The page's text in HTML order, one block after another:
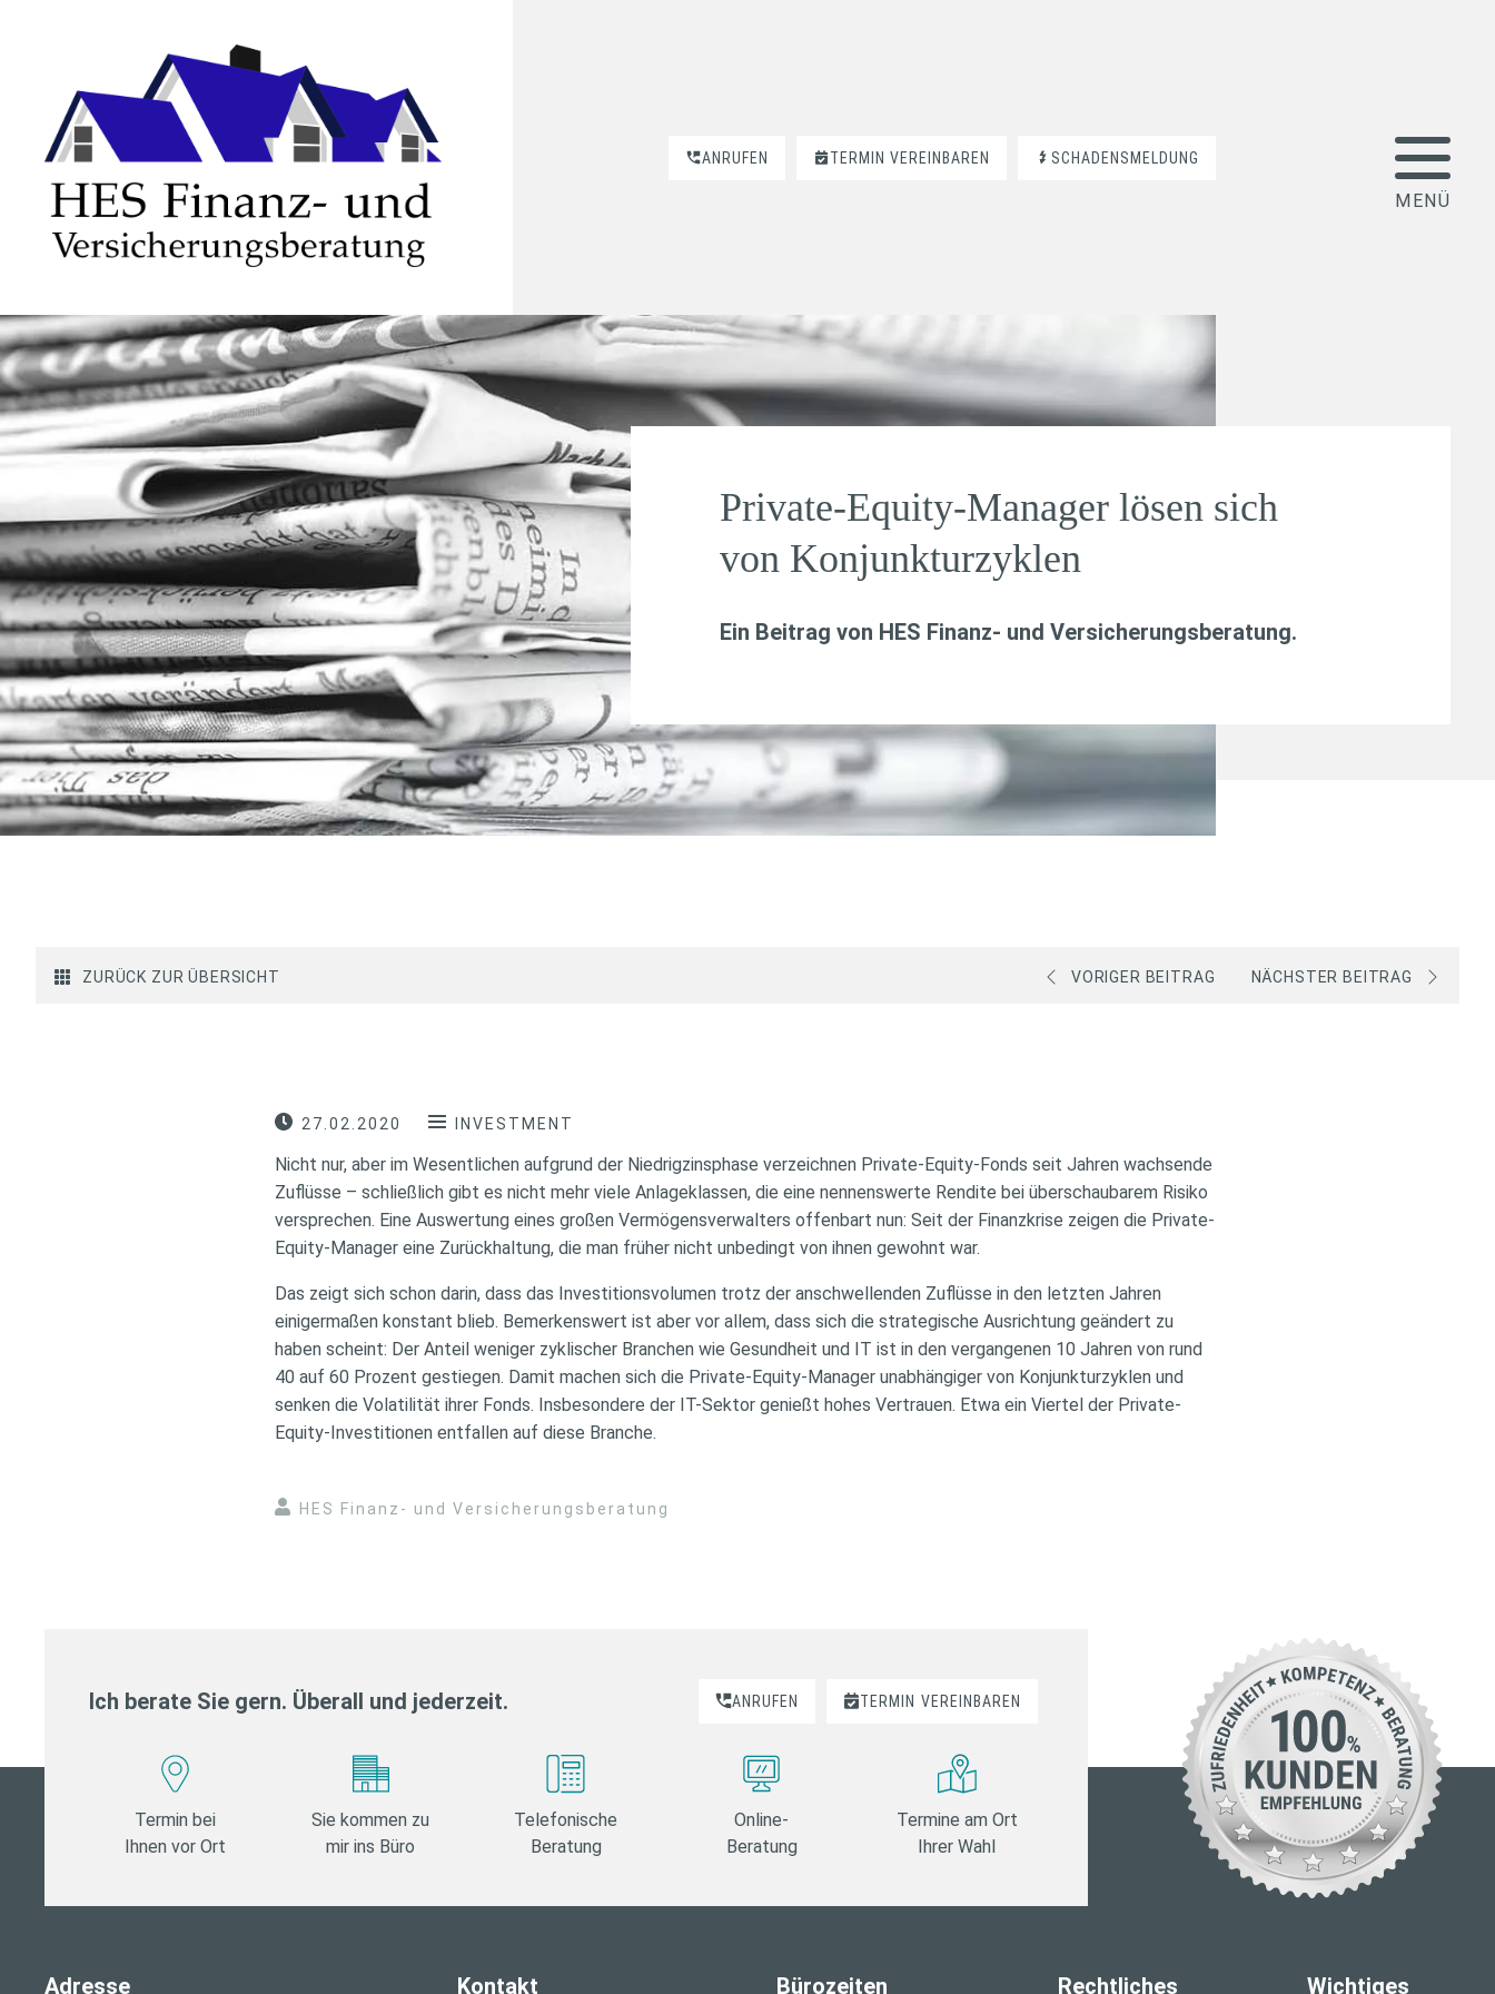
ANRUFEN TERMIN VEREINBAREN SCHADENSMELDUNG
Private-Equity-Manager lösen sich
von Konjunkturzyklen
Ein Beitrag von HES Finanz- und Versicherungsberatung.
ZURÜCK ZUR ÜBERSICHT VORIGER BEITRAG NÄCHSTER BEITRAG
27.02.2020 INVESTMENT
Nicht nur, aber im Wesentlichen aufgrund der Niedrigzinsphase verzeichnen Private-Equity-Fonds seit Jahren wachsende
Zuflüsse – schließlich gibt es nicht mehr viele Anlageklassen, die eine nennenswerte Rendite bei überschaubarem Risiko
versprechen. Eine Auswertung eines großen Vermögensverwalters offenbart nun: Seit der Finanzkrise zeigen die Private-
Equity-Manager eine Zurückhaltung, die man früher nicht unbedingt von ihnen gewohnt war.
Das zeigt sich schon darin, dass das Investitionsvolumen trotz der anschwellenden Zuflüsse in den letzten Jahren
einigermaßen konstant blieb. Bemerkenswert ist aber vor allem, dass sich die strategische Ausrichtung geändert zu
haben scheint: Der Anteil weniger zyklischer Branchen wie Gesundheit und IT ist in den vergangenen 10 Jahren von rund
40 auf 60 Prozent gestiegen. Damit machen sich die Private-Equity-Manager unabhängiger von Konjunkturzyklen und
senken die Volatilität ihrer Fonds. Insbesondere der IT-Sektor genießt hohes Vertrauen. Etwa ein Viertel der Private-
Equity-Investitionen entfallen auf diese Branche.
HES Finanz- und Versicherungsberatung
Ich berate Sie gern. Überall und jederzeit. ANRUFEN TERMIN VEREINBAREN
Termin bei
Ihnen vor Ort
Sie kommen zu
mir ins Büro
Telefonische
Beratung
Online-
Beratung
Termine am Ort
Ihrer Wahl
Adresse Kontakt Bürozeiten Rechtliches Wichtiges